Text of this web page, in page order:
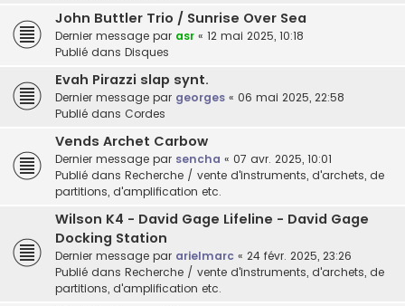
John Buttler Trio / Sunrise Over Sea
Dernier message par asr « 12 mai 2025, 10:18
Publié dans Disques
Evah Pirazzi slap synt.
Dernier message par georges « 06 mai 2025, 22:58
Publié dans Cordes
Vends Archet Carbow
Dernier message par sencha « 07 avr. 2025, 10:01
Publié dans Recherche / vente d'instruments, d'archets, de
partitions, d'amplification etc.
Wilson K4 - David Gage Lifeline - David Gage
Docking Station
Dernier message par arielmarc « 24 févr. 2025, 23:26
Publié dans Recherche / vente d'instruments, d'archets, de
partitions, d'amplification etc.